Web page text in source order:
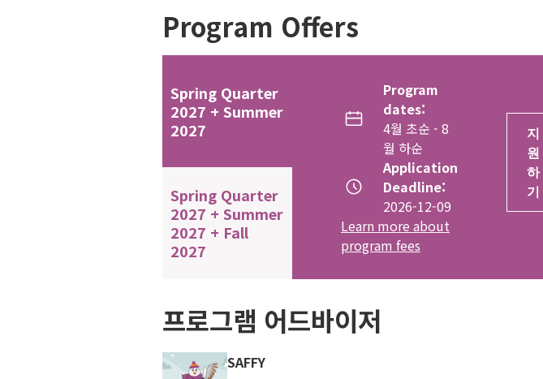
Program Offers
Spring Quarter
2027 + Summer
2027
Spring Quarter
2027 + Summer
2027 + Fall
2027
Program
dates:
4월 초순 - 8
월 하순
Application
Deadline:
2026-12-09
Learn more about
program fees
지
원
하
기
프로그램 어드바이저
SAFFY